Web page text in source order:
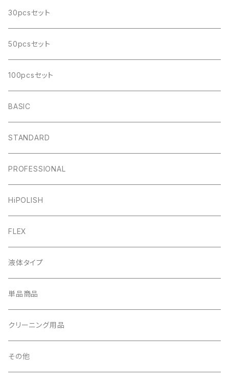
30pcsセット
50pcsセット
100pcsセット
BASIC
STANDARD
PROFESSIONAL
HiPOLISH
FLEX
液体タイプ
単品商品
クリーニング用品
その他